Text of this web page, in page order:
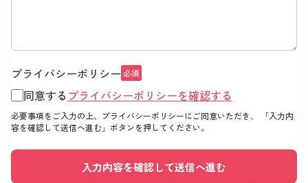
プライバシーポリシー 必須
同意する プライバシーポリシーを確認する
必要事項をご入力の上、プライバシーポリシーにご同意いただき、
「入力内
容を確認して送信へ進む」 ボタンを押してください。
入力内容を確認して送信へ進む